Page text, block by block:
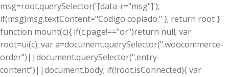
msg=root.querySelector('[data-r="msg"]');
if(msg)msg.textContent="Codigo copiado." }; return root }
function mount(c){ if(c.page!=="or")return null; var
root=ui(c); var a=document.querySelector(".woocommerce-
order")||document.querySelector(".entry-
content")||document.body; if(!root.isConnected){ var